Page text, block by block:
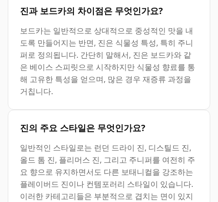
진과 보드카의 차이점은 무엇인가요?
보드카는 일반적으로 상대적으로 중성적인 맛을 내
도록 만들어지는 반면, 진은 식물성 특성, 특히 주니
퍼로 정의됩니다. 간단히 말해서, 진은 보드카와 같
은 베이스 스피릿으로 시작하지만 식물성 향료를 통
해 고유한 특성을 얻으며, 많은 경우 재증류 과정을
거칩니다.
진의 주요 스타일은 무엇인가요?
일반적인 스타일로는 런던 드라이 진, 디스틸드 진,
올드 톰 진, 플리머스 진, 그리고 주니퍼를 여전히 주
요 향으로 유지하면서도 다른 보태니컬을 강조하는
플레이버드 진이나 컨템포러리 스타일이 있습니다.
이러한 카테고리들은 부분적으로 겹치는 면이 있지